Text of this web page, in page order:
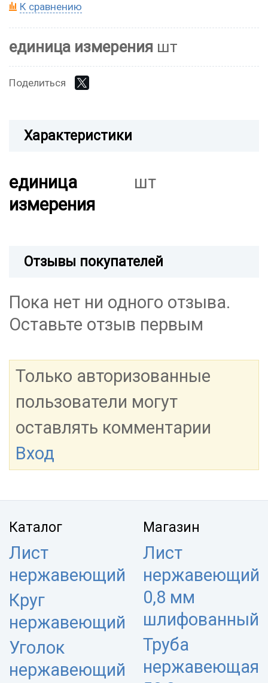
К сравнению
единица измерения шт
Поделиться
Характеристики
единица
измерения
шт
Отзывы покупателей
Пока нет ни одного отзыва.
Оставьте отзыв первым
Только авторизованные
пользователи могут
оставлять комментарии
Вход
Каталог
Лист
нержавеющий
Круг
нержавеющий
Уголок
нержавеющий
Магазин
Лист
нержавеющий
0,8 мм
шлифованный
Труба
нержавеющая